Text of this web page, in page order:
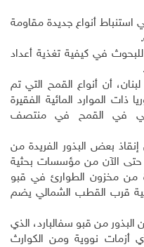
استنباط أنواع جديدة مقاومة
.
في كيفية تغذية أعداد
.
أن أنواع القمح التي تم
ذات الموارد المائية الفقيرة
في القمح في منتصف
بعض البذور الفريدة من
14 ألف بذرة حتى الآن من مؤسسات بحثية
من مخزون الطوارئ في قبو
قرب القطب الشمالي يضم
من قبو سفالبارد، الذي
أزمات نووية ومن الكوارث